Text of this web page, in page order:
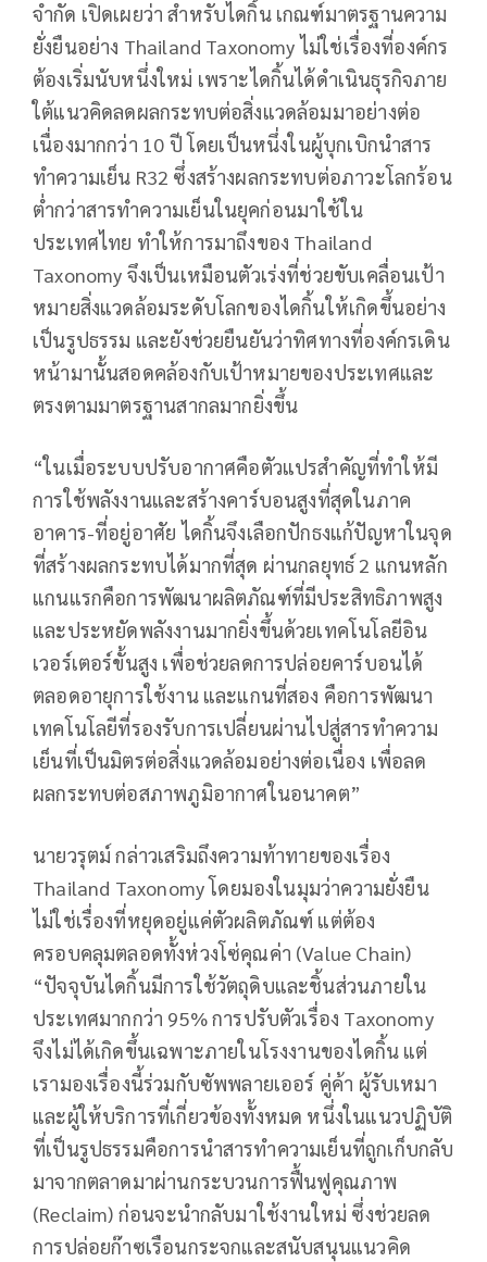
จำกัด เปิดเผยว่า สำหรับไดกิ้น เกณฑ์มาตรฐานความ
ยั่งยืนอย่าง Thailand Taxonomy ไม่ใช่เรื่องที่องค์กร
ต้องเริ่มนับหนึ่งใหม่ เพราะไดกิ้นได้ดำเนินธุรกิจภาย
ใต้แนวคิดลดผลกระทบต่อสิ่งแวดล้อมมาอย่างต่อ
เนื่องมากกว่า 10 ปี โดยเป็นหนึ่งในผู้บุกเบิกนำสาร
ทำความเย็น R32 ซึ่งสร้างผลกระทบต่อภาวะโลกร้อน
ต่ำกว่าสารทำความเย็นในยุคก่อนมาใช้ใน
ประเทศไทย ทำให้การมาถึงของ Thailand
Taxonomy จึงเป็นเหมือนตัวเร่งที่ช่วยขับเคลื่อนเป้า
หมายสิ่งแวดล้อมระดับโลกของไดกิ้นให้เกิดขึ้นอย่าง
เป็นรูปธรรม และยังช่วยยืนยันว่าทิศทางที่องค์กรเดิน
หน้ามานั้นสอดคล้องกับเป้าหมายของประเทศและ
ตรงตามมาตรฐานสากลมากยิ่งขึ้น
“ในเมื่อระบบปรับอากาศคือตัวแปรสำคัญที่ทำให้มี
การใช้พลังงานและสร้างคาร์บอนสูงที่สุดในภาค
อาคาร-ที่อยู่อาศัย ไดกิ้นจึงเลือกปักธงแก้ปัญหาในจุด
ที่สร้างผลกระทบได้มากที่สุด ผ่านกลยุทธ์ 2 แกนหลัก
แกนแรกคือการพัฒนาผลิตภัณฑ์ที่มีประสิทธิภาพสูง
และประหยัดพลังงานมากยิ่งขึ้นด้วยเทคโนโลยีอิน
เวอร์เตอร์ขั้นสูง เพื่อช่วยลดการปล่อยคาร์บอนได้
ตลอดอายุการใช้งาน และแกนที่สอง คือการพัฒนา
เทคโนโลยีที่รองรับการเปลี่ยนผ่านไปสู่สารทำความ
เย็นที่เป็นมิตรต่อสิ่งแวดล้อมอย่างต่อเนื่อง เพื่อลด
ผลกระทบต่อสภาพภูมิอากาศในอนาคต”
นายวรุตม์ กล่าวเสริมถึงความท้าทายของเรื่อง
Thailand Taxonomy โดยมองในมุมว่าความยั่งยืน
ไม่ใช่เรื่องที่หยุดอยู่แค่ตัวผลิตภัณฑ์ แต่ต้อง
ครอบคลุมตลอดทั้งห่วงโซ่คุณค่า (Value Chain)
“ปัจจุบันไดกิ้นมีการใช้วัตถุดิบและชิ้นส่วนภายใน
ประเทศมากกว่า 95% การปรับตัวเรื่อง Taxonomy
จึงไม่ได้เกิดขึ้นเฉพาะภายในโรงงานของไดกิ้น แต่
เรามองเรื่องนี้ร่วมกับซัพพลายเออร์ คู่ค้า ผู้รับเหมา
และผู้ให้บริการที่เกี่ยวข้องทั้งหมด หนึ่งในแนวปฏิบัติ
ที่เป็นรูปธรรมคือการนำสารทำความเย็นที่ถูกเก็บกลับ
มาจากตลาดมาผ่านกระบวนการฟื้นฟูคุณภาพ
(Reclaim) ก่อนจะนำกลับมาใช้งานใหม่ ซึ่งช่วยลด
การปล่อยก๊าซเรือนกระจกและสนับสนุนแนวคิด